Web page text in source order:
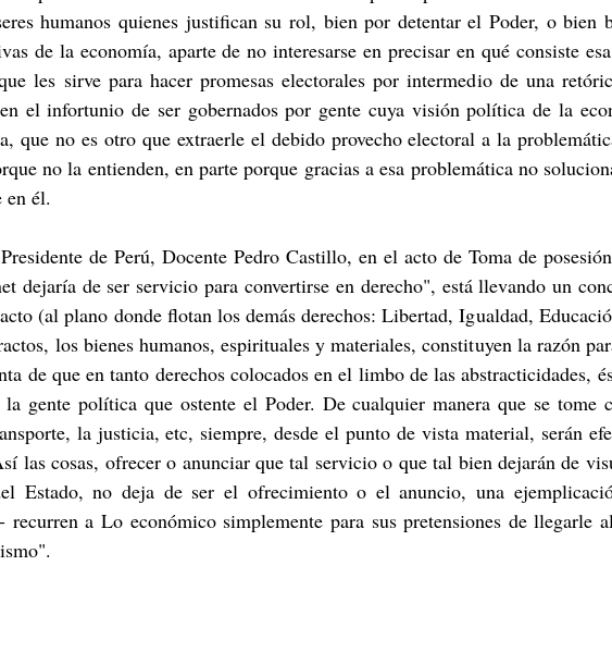
humanos quienes justifican su rol, bien por detentar el Poder, o bien
de la economía, aparte de no interesarse en precisar en qué consiste
les sirve para hacer promesas electorales por intermedio de una
el infortunio de ser gobernados por gente cuya visión política de la
que no es otro que extraerle el debido provecho electoral a la
no la entienden, en parte porque gracias a esa problemática no
en él.
de Perú, Docente Pedro Castillo, en el acto de Toma de
dejaría de ser servicio para convertirse en derecho", está llevando un
(al plano donde flotan los demás derechos: Libertad, Igualdad,
los bienes humanos, espirituales y materiales, constituyen la razón
de que en tanto derechos colocados en el limbo de las abstracticidades,
gente política que ostente el Poder. De cualquier manera que se tome
la justicia, etc, siempre, desde el punto de vista material, serán
las cosas, ofrecer o anunciar que tal servicio o que tal bien dejarán de
Estado, no deja de ser el ofrecimiento o el anuncio, una
recurren a Lo económico simplemente para sus pretensiones de